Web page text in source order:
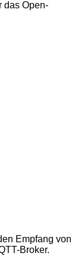
das Open-
Empfang von
Broker.